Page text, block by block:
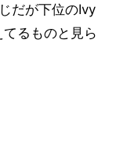
だが下位のIvy
るものと見ら